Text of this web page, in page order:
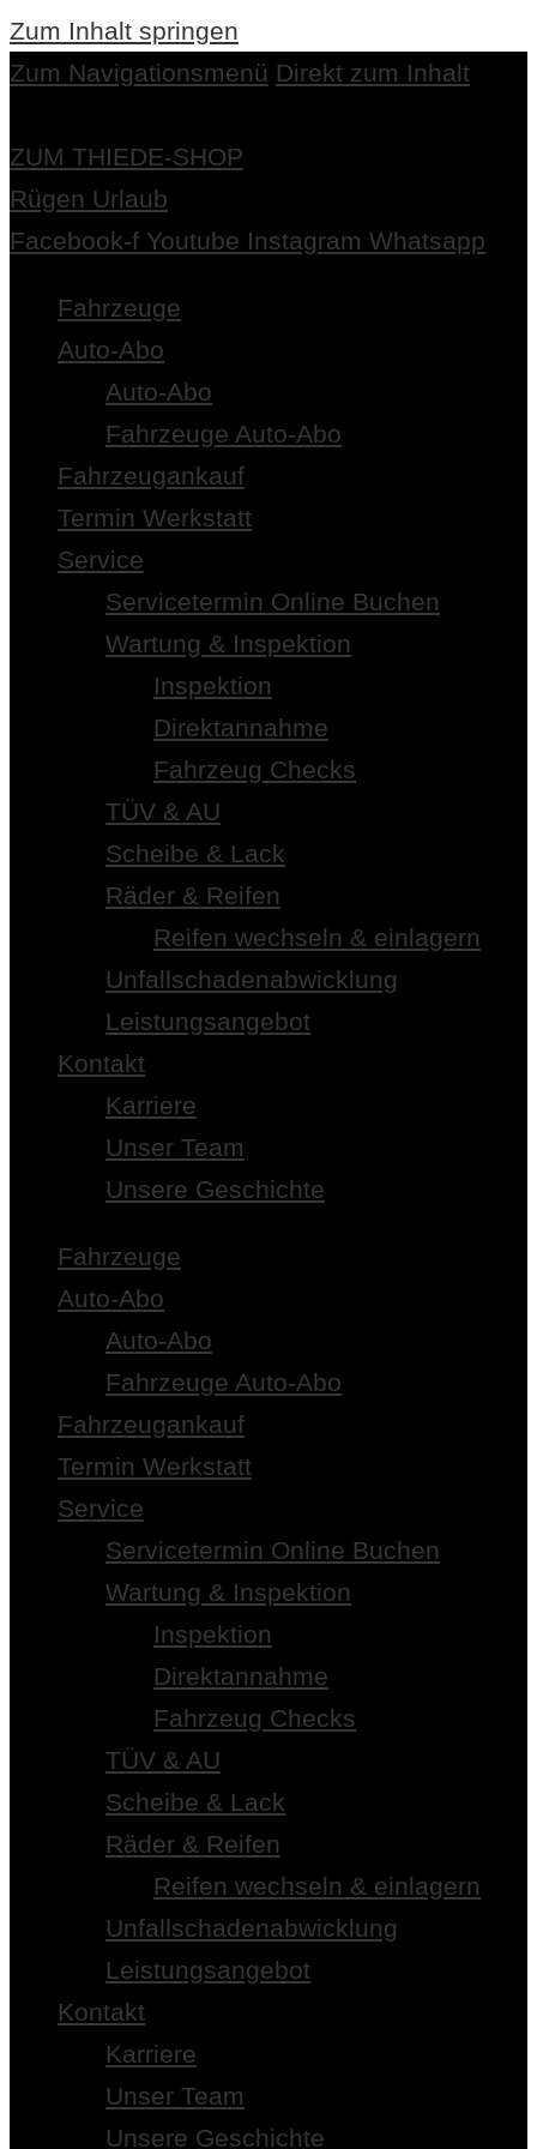
Zum Inhalt springen
Zum Navigationsmenü Direkt zum Inhalt
ZUM THIEDE-SHOP
Rügen Urlaub
Facebook-f Youtube Instagram Whatsapp
Fahrzeuge
Auto-Abo
Auto-Abo
Fahrzeuge Auto-Abo
Fahrzeugankauf
Termin Werkstatt
Service
Servicetermin Online Buchen
Wartung & Inspektion
Inspektion
Direktannahme
Fahrzeug Checks
TÜV & AU
Scheibe & Lack
Räder & Reifen
Reifen wechseln & einlagern
Unfallschadenabwicklung
Leistungsangebot
Kontakt
Karriere
Unser Team
Unsere Geschichte
Fahrzeuge
Auto-Abo
Auto-Abo
Fahrzeuge Auto-Abo
Fahrzeugankauf
Termin Werkstatt
Service
Servicetermin Online Buchen
Wartung & Inspektion
Inspektion
Direktannahme
Fahrzeug Checks
TÜV & AU
Scheibe & Lack
Räder & Reifen
Reifen wechseln & einlagern
Unfallschadenabwicklung
Leistungsangebot
Kontakt
Karriere
Unser Team
Unsere Geschichte